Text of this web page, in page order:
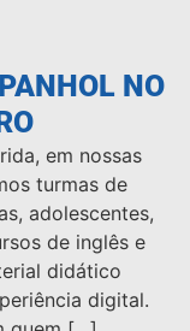
NO
em nossas
turmas de
adolescentes,
de inglês e
didático
digital.